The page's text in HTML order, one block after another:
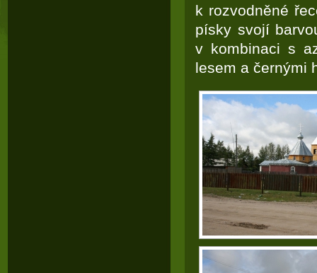
k rozvodněné
písky svojí
v kombinaci s
lesem a černými
200-101 test,
C_TFIN52_66 test
350-080 test
70-410 test ,
ICBB test,
220-902 test,
AWS-SYSOPS test,
MB2-704 test,
70-483 test
1Y0-201 test,
810-403 dumps,
CAP dumps
70-488 dumps,
300-209 dumps,
70-980 dumps,
350-018 dumps
JN0-360 dumps